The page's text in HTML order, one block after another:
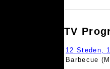
TV
12 Steden,
Barbecue